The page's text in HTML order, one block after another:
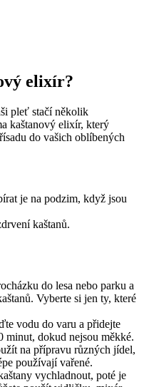
elixír?
pleť stačí několik
kaštanový elixír, který
do vašich oblíbených
je na podzim, když jsou
kaštanů.
do lesa nebo parku a
Vyberte si jen ty, které
vodu do varu a přidejte
minut, dokud nejsou měkké.
na přípravu různých jídel,
používají vařené.
vychladnout, poté je